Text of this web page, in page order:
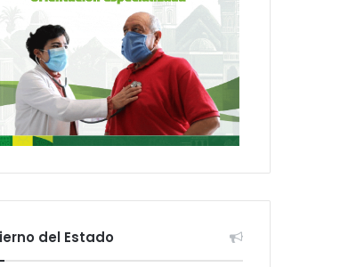
del Estado